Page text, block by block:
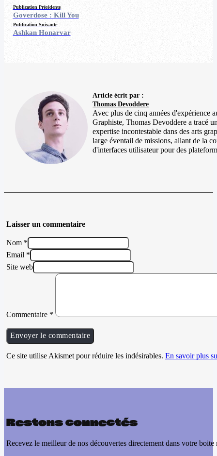
Publication Précédente
Goverdose : Kill You
Publication Suivante
Ashkan Honarvar
Article écrit par :
Thomas Devoddere
Avec plus de cinq années d'expérience
Graphiste, Thomas Devoddere a tracé
expertise incontestable dans des arts
large éventail de missions, allant de la
d'interfaces utilisateur pour des
Laisser un commentaire
Nom *
Email *
Site web
Commentaire *
Ce site utilise Akismet pour réduire les indésirables. En savoir plus
Restons connectés
Recevez le meilleur de nos découvertes directement dans votre boite